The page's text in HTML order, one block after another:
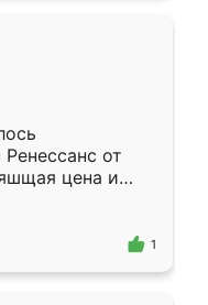
от
цена и
Приехавший
самый
1